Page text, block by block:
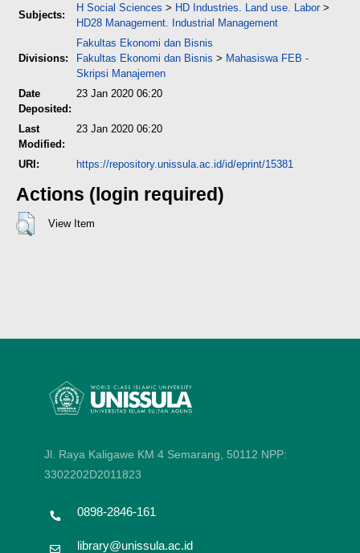
Subjects:
H Social Sciences > HD Industries. Land use. Labor>
HD28 Management. Industrial Management
Divisions:
Fakultas Ekonomi dan Bisnis
Fakultas Ekonomi dan Bisnis > Mahasiswa FEB -
Skripsi Manajemen
Date
Deposited:
23 Jan 2020 06:20
Last
Modified:
23 Jan 2020 06:20
URI: https://repository.unissula.ac.id/id/eprint/15381
Actions (login required)
View Item
Jl. Raya Kaligawe KM 4 Semarang, 50112 NPP:
3302202D2011823
0898-2846-161
library@unissula.ac.id